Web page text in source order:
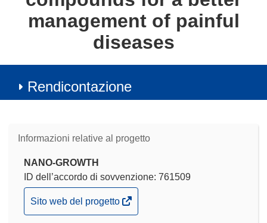
management of painful
diseases
Rendicontazione
Informazioni relative al progetto
NANO-GROWTH
ID dell’accordo di sovvenzione: 761509
(si
apre
Sito web del progetto